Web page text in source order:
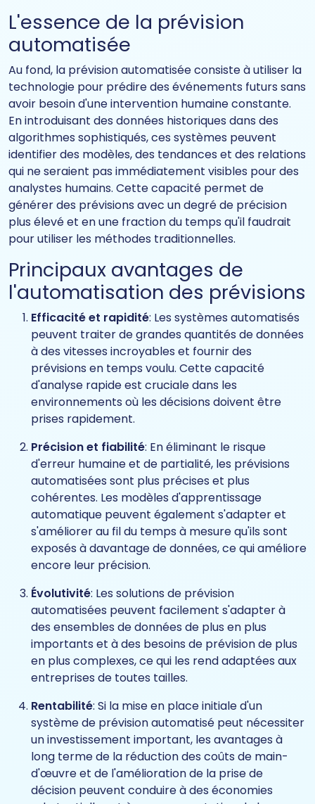
L'essence de la prévision
automatisée
Au fond, la prévision automatisée consiste à utiliser la
technologie pour prédire des événements futurs sans
avoir besoin d'une intervention humaine constante.
En introduisant des données historiques dans des
algorithmes sophistiqués, ces systèmes peuvent
identifier des modèles, des tendances et des relations
qui ne seraient pas immédiatement visibles pour des
analystes humains. Cette capacité permet de
générer des prévisions avec un degré de précision
plus élevé et en une fraction du temps qu'il faudrait
pour utiliser les méthodes traditionnelles.
Principaux avantages de
l'automatisation des prévisions
Efficacité et rapidité: Les systèmes automatisés
peuvent traiter de grandes quantités de données
à des vitesses incroyables et fournir des
prévisions en temps voulu. Cette capacité
d'analyse rapide est cruciale dans les
environnements où les décisions doivent être
prises rapidement.
Précision et fiabilité: En éliminant le risque
d'erreur humaine et de partialité, les prévisions
automatisées sont plus précises et plus
cohérentes. Les modèles d'apprentissage
automatique peuvent également s'adapter et
s'améliorer au fil du temps à mesure qu'ils sont
exposés à davantage de données, ce qui améliore
encore leur précision.
Évolutivité: Les solutions de prévision
automatisées peuvent facilement s'adapter à
des ensembles de données de plus en plus
importants et à des besoins de prévision de plus
en plus complexes, ce qui les rend adaptées aux
entreprises de toutes tailles.
Rentabilité: Si la mise en place initiale d'un
système de prévision automatisé peut nécessiter
un investissement important, les avantages à
long terme de la réduction des coûts de main-
d'œuvre et de l'amélioration de la prise de
décision peuvent conduire à des économies